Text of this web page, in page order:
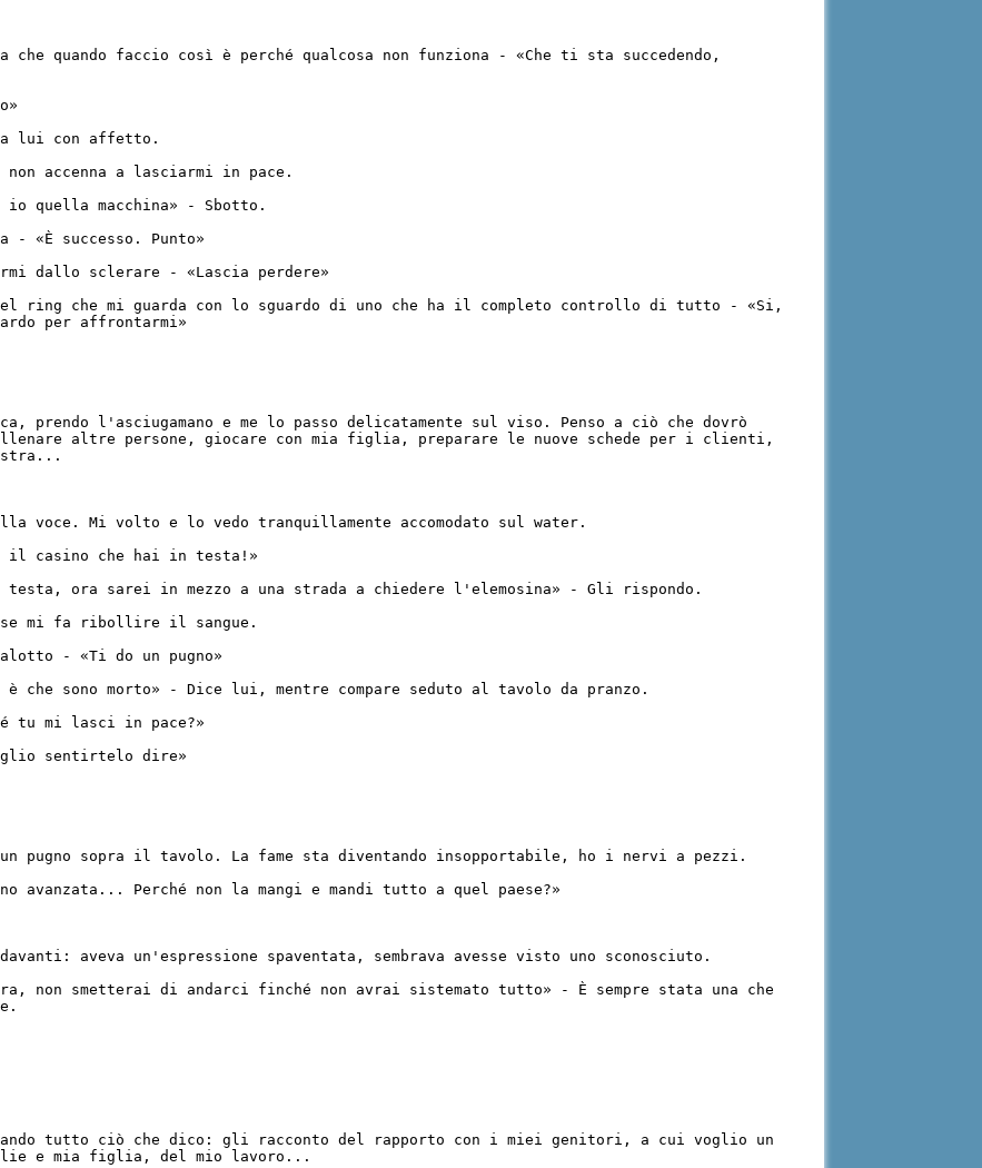
che quando faccio così è perché qualcosa non funziona - «Che ti sta succedendo,
lui con affetto.
accenna a lasciarmi in pace.
io quella macchina» - Sbotto.
- «È successo. Punto»
dallo sclerare - «Lascia perdere»
ring che mi guarda con lo sguardo di uno che ha il completo controllo di tutto - «Si,
per affrontarmi»
prendo l'asciugamano e me lo passo delicatamente sul viso. Penso a ciò che dovrò
altre persone, giocare con mia figlia, preparare le nuove schede per i clienti,
voce. Mi volto e lo vedo tranquillamente accomodato sul water.
il casino che hai in testa!»
testa, ora sarei in mezzo a una strada a chiedere l'elemosina» - Gli rispondo.
mi fa ribollire il sangue.
- «Ti do un pugno»
che sono morto» - Dice lui, mentre compare seduto al tavolo da pranzo.
tu mi lasci in pace?»
sentirtelo dire»
pugno sopra il tavolo. La fame sta diventando insopportabile, ho i nervi a pezzi.
Perché non la mangi e mandi tutto a quel paese?»
aveva un'espressione spaventata, sembrava avesse visto uno sconosciuto.
non smetterai di andarci finché non avrai sistemato tutto» - È sempre stata una che
tutto ciò che dico: gli racconto del rapporto con i miei genitori, a cui voglio un
e mia figlia, del mio lavoro...